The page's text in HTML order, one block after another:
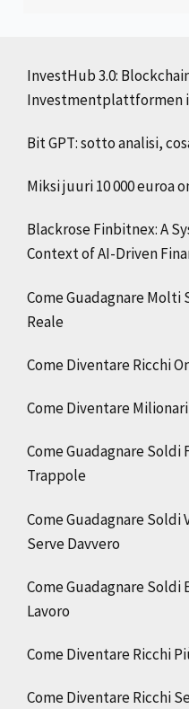
InvestHub 3.0:
Investmentplattformen
Bit GPT: sotto analisi,
Miksi juuri 10 000 euroa
Blackrose Finbitnex: A
Context of AI-Driven
Come Guadagnare Molti
Reale
Come Diventare Ricchi
Come Diventare
Come Guadagnare Soldi
Trappole
Come Guadagnare
Serve Davvero
Come Guadagnare Soldi
Lavoro
Come Diventare Ricchi
Come Diventare Ricchi